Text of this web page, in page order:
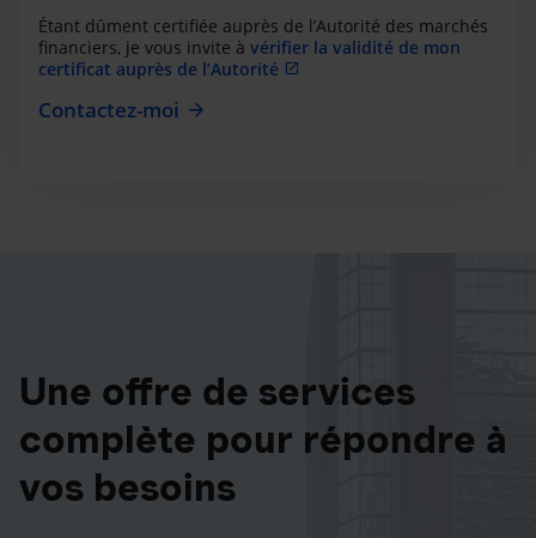
Étant dûment certifiée auprès de l’Autorité des marchés
financiers, je vous invite à vérifier la validité de mon
certificat auprès de l’Autorité
Contactez-moi
Une offre de services
complète pour répondre à
vos besoins